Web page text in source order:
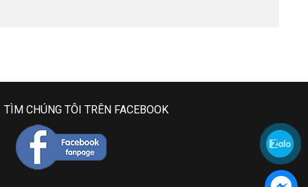
TÌM CHÚNG TÔI TRÊN FACEBOOK